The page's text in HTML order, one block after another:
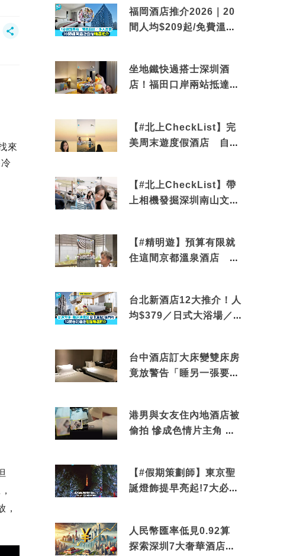
來
，
福岡酒店推介2026｜20
間人均$209起/免費溫泉/
坐地鐵快過搭士深圳酒
店！福田口岸兩站抵達
【#北上CheckList】完
美周末遊度假酒店 自帶
【#北上CheckList】帶
上相機發掘深圳南山文藝
【#精明遊】預算有限就
住這間京都溫泉酒店 車
台北新酒店12大推介！人
均$379／日式大浴場／1
台中酒店訂大床變雙床房
竟放警告「睡另一張要加
港男與女友住內地酒店被
偷拍 慘成色情片主角 鏡
【#假期策劃師】東京聖
誕燈飾提早亮起!7大必去
人民幣匯率低見0.92算
探索深圳7大奢華酒店體